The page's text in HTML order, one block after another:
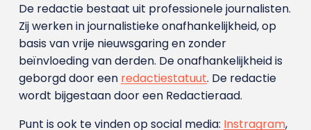
De redactie bestaat uit professionele journalisten.
Zij werken in journalistieke onafhankelijkheid, op
basis van vrije nieuwsgaring en zonder
beïnvloeding van derden. De onafhankelijkheid is
geborgd door een redactiestatuut. De redactie
wordt bijgestaan door een Redactieraad.
Punt is ook te vinden op social media: Instragram,